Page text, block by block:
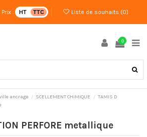
Prix : HT TTC Liste de souhaits (0)
0
ancrage SCELLEMENT CHIMIQUE
TAMIS D
PERFORE metallique